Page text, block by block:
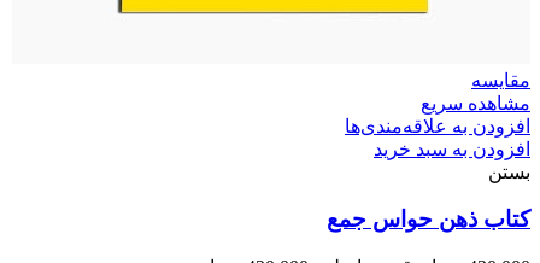
مقایسه
مشاهده سریع
افزودن به علاقه‌مندی‌ها
افزودن به سبد خرید
بستن
کتاب ذهن حواس جمع